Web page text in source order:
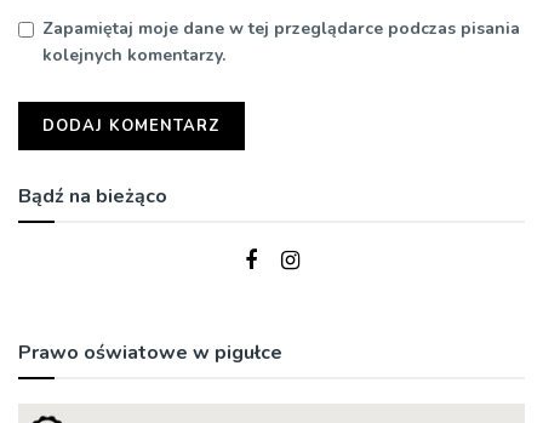
Zapamiętaj moje dane w tej przeglądarce podczas pisania
kolejnych komentarzy.
Bądź na bieżąco
Prawo oświatowe w pigułce